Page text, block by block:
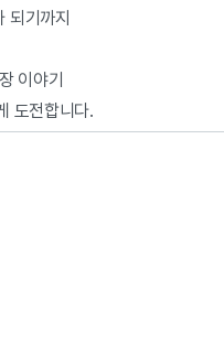
되기까지
이야기
도전합니다.